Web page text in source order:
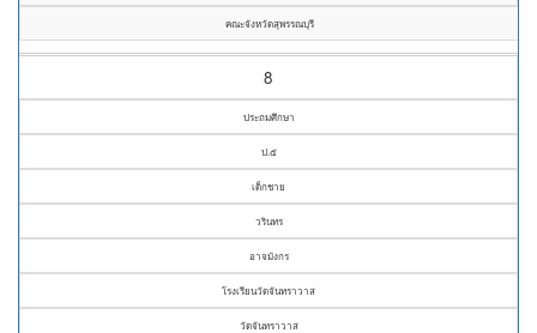
คณะจังหวัดสุพรรณบุรี
8
ประถมศึกษา
ป.๕
เด็กชาย
วรินทร
อาจมังกร
โรงเรียนวัดจันทราวาส
วัดจันทราวาส